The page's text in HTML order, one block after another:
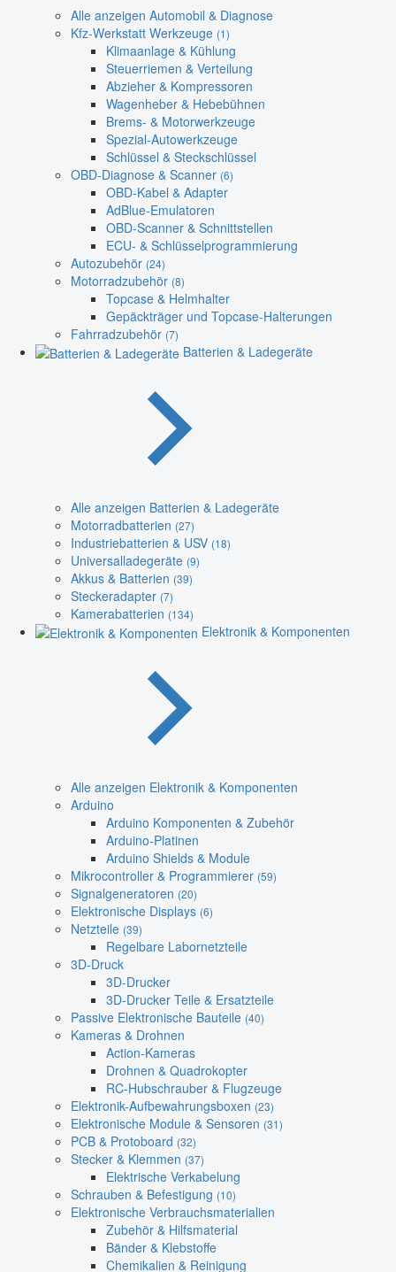
Alle anzeigen Automobil & Diagnose
Kfz-Werkstatt Werkzeuge (1)
Klimaanlage & Kühlung
Steuerriemen & Verteilung
Abzieher & Kompressoren
Wagenheber & Hebebühnen
Brems- & Motorwerkzeuge
Spezial-Autowerkzeuge
Schlüssel & Steckschlüssel
OBD-Diagnose & Scanner (6)
OBD-Kabel & Adapter
AdBlue-Emulatoren
OBD-Scanner & Schnittstellen
ECU- & Schlüsselprogrammierung
Autozubehör (24)
Motorradzubehör (8)
Topcase & Helmhalter
Gepäckträger und Topcase-Halterungen
Fahrradzubehör (7)
Batterien & Ladegeräte
Alle anzeigen Batterien & Ladegeräte
Motorradbatterien (27)
Industriebatterien & USV (18)
Universalladegeräte (9)
Akkus & Batterien (39)
Steckeradapter (7)
Kamerabatterien (134)
Elektronik & Komponenten
Alle anzeigen Elektronik & Komponenten
Arduino
Arduino Komponenten & Zubehör
Arduino-Platinen
Arduino Shields & Module
Mikrocontroller & Programmierer (59)
Signalgeneratoren (20)
Elektronische Displays (6)
Netzteile (39)
Regelbare Labornetzteile
3D-Druck
3D-Drucker
3D-Drucker Teile & Ersatzteile
Passive Elektronische Bauteile (40)
Kameras & Drohnen
Action-Kameras
Drohnen & Quadrokopter
RC-Hubschrauber & Flugzeuge
Elektronik-Aufbewahrungsboxen (23)
Elektronische Module & Sensoren (31)
PCB & Protoboard (32)
Stecker & Klemmen (37)
Elektrische Verkabelung
Schrauben & Befestigung (10)
Elektronische Verbrauchsmaterialien
Zubehör & Hilfsmaterial
Bänder & Klebstoffe
Chemikalien & Reinigung